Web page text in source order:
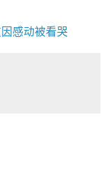
感动被看哭